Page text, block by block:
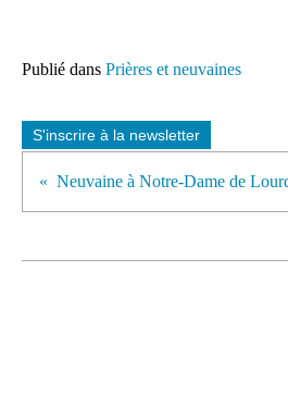
Publié dans Prières et neuvaines
S'inscrire à la newsletter
Neuvaine à Notre-Dame de